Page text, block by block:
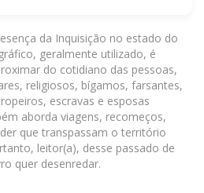
da Inquisição no estado do
geralmente utilizado, é
do cotidiano das pessoas,
religiosos, bígamos, farsantes,
escravas e esposas
aborda viagens, recomeços,
que transpassam o território
leitor(a), desse passado de
quer desenredar.